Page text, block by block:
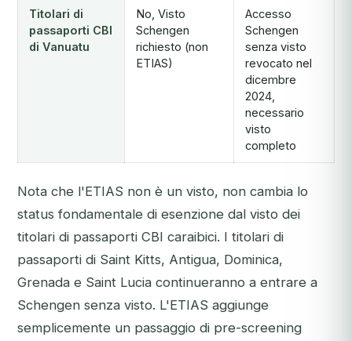
Titolari di
passaporti CBI
di Vanuatu
No, Visto
Schengen
richiesto (non
ETIAS)
Accesso
Schengen
senza visto
revocato nel
dicembre
2024,
necessario
visto
completo
Nota che l'ETIAS non è un visto, non cambia lo
status fondamentale di esenzione dal visto dei
titolari di passaporti CBI caraibici. I titolari di
passaporti di Saint Kitts, Antigua, Dominica,
Grenada e Saint Lucia continueranno a entrare a
Schengen senza visto. L'ETIAS aggiunge
semplicemente un passaggio di pre-screening